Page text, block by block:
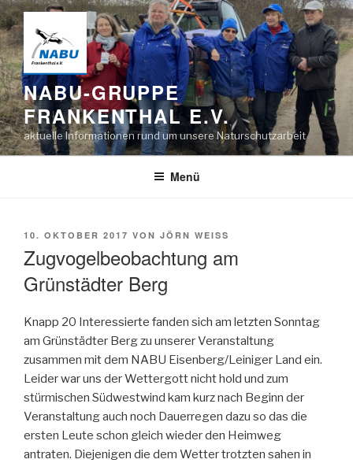
Zum
Inhalt
springen
NABU-GRUPPE
FRANKENTHAL E.V.
aktuelle Informationen rund um unsere Naturschutzarbeit
Menü
VERÖFFENTLICHT
10. OKTOBER 2017 VON JÖRN WEISS
Zugvogelbeobachtung am
Grünstädter Berg
Knapp 20 Interessierte fanden sich am letzten Sonntag
am Grünstädter Berg zu unserer Veranstaltung
zusammen mit dem NABU Eisenberg/Leiniger Land ein.
Leider war uns der Wettergott nicht hold und zum
stürmischen Südwestwind kam kurz nach Beginn der
Veranstaltung auch noch Dauerregen dazu so das die
ersten Leute schon gleich wieder den Heimweg
antraten. Diejenigen die dem Wetter trotzten sahen in